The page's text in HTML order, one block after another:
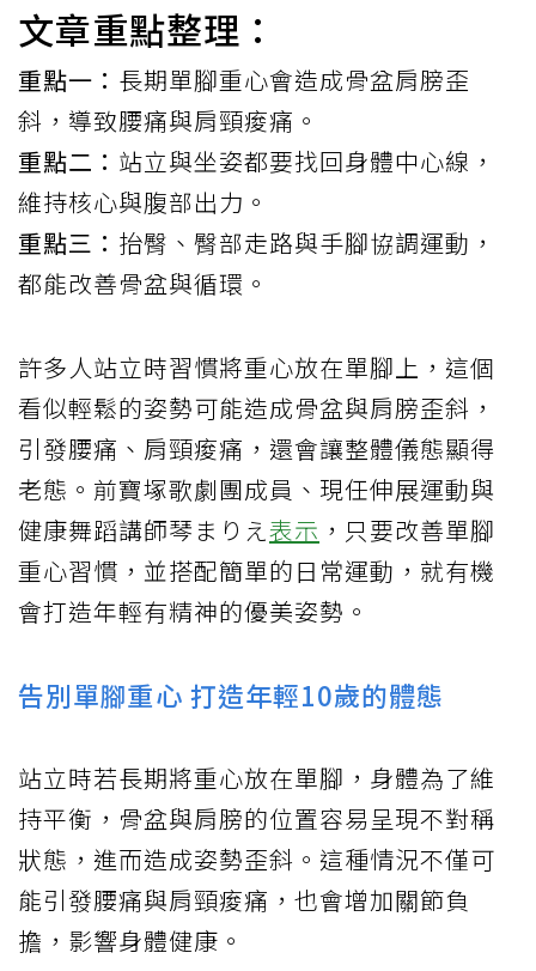
文章重點整理：
重點一： 長期單腳重心會造成骨盆肩膀歪
斜，導致腰痛與肩頸痠痛。
重點二： 站立與坐姿都要找回身體中心線，
維持核心與腹部出力。
重點三： 抬臀、臀部走路與手腳協調運動，
都能改善骨盆與循環。
許多人站立時習慣將重心放在單腳上，這個
看似輕鬆的姿勢可能造成骨盆與肩膀歪斜，
引發腰痛、肩頸痠痛，還會讓整體儀態顯得
老態。前寶塚歌劇團成員、現任伸展運動與
健康舞蹈講師琴まりえ表示 ，只要改善單腳
重心習慣，並搭配簡單的日常運動，就有機
會打造年輕有精神的優美姿勢。
告別單腳重心 打造年輕10歲的體態
站立時若長期將重心放在單腳，身體為了維
持平衡，骨盆與肩膀的位置容易呈現不對稱
狀態，進而造成姿勢歪斜。這種情況不僅可
能引發腰痛與肩頸痠痛，也會增加關節負
擔，影響身體健康。